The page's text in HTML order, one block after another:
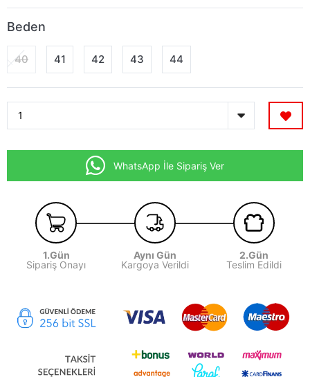
Beden
40 41 42 43 44
WhatsApp İle Sipariş Ver
1.Gün
Sipariş Onayı
Aynı Gün
Kargoya Verildi
2.Gün
Teslim Edildi